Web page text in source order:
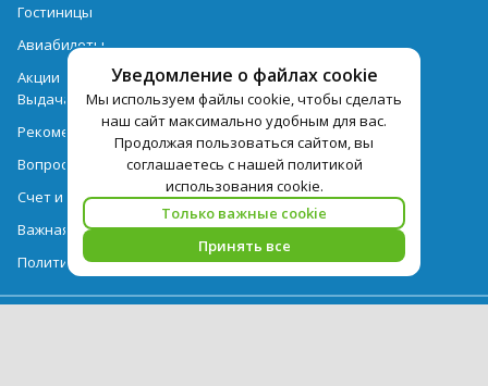
Уведомление о файлах cookie
Мы используем файлы cookie, чтобы сделать
наш сайт максимально удобным для вас.
Продолжая пользоваться сайтом, вы
соглашаетесь с нашей политикой
использования cookie.
Только важные cookie
Принять все
Гостиницы
Авиабилеты
Акции
Выдача документов
Рекомендации
Вопрос-ответ
Счет и оплата
Важная информация по турпродукту
Политика обработки персональных данных